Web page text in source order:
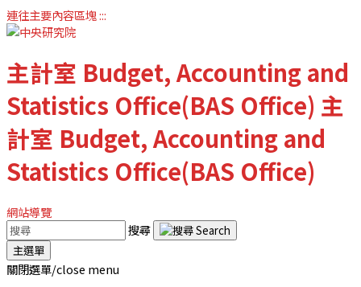
連往主要內容區塊:::
主計室 Budget, Accounting and
Statistics Office(BAS Office) 主
計室 Budget, Accounting and
Statistics Office(BAS Office)
網站導覽
搜尋
主選單
關閉選單/close menu